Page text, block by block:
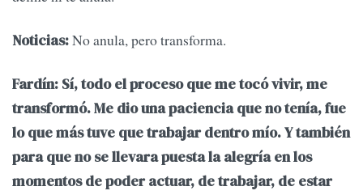
Noticias:No anula, pero transforma.
Fardín: Sí, todo el proceso que me tocó vivir, me
transformó. Me dio una paciencia que no tenía, fue
lo que más tuve que trabajar dentro mío. Y también
para que no se llevara puesta la alegría en los
momentos de poder actuar, de trabajar, de estar